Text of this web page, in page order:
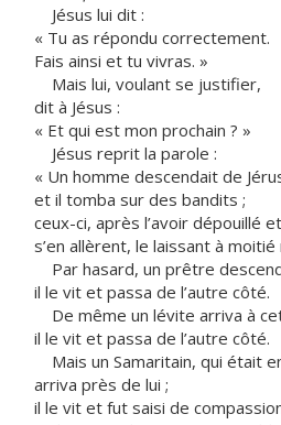
Jésus lui dit :
« Tu as répondu correctement.
Fais ainsi et tu vivras. »
Mais lui, voulant se justifier,
dit à Jésus :
« Et qui est mon prochain ? »
Jésus reprit la parole :
« Un homme descendait de
et il tomba sur des bandits ;
ceux-ci, après l’avoir dépouillé
s’en allèrent, le laissant à
Par hasard, un prêtre
il le vit et passa de l’autre côté.
De même un lévite arriva à
il le vit et passa de l’autre côté.
Mais un Samaritain, qui était
arriva près de lui ;
il le vit et fut saisi de